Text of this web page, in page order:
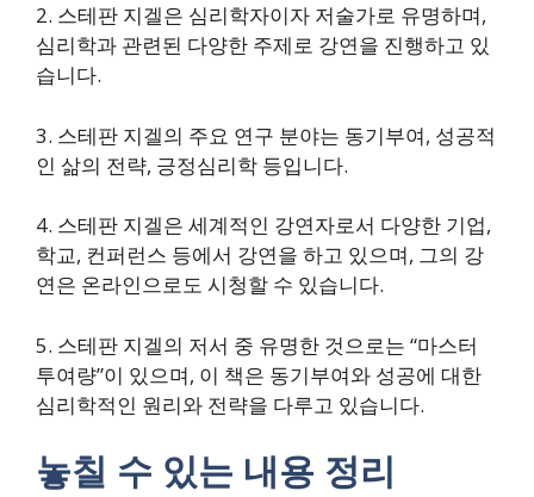
2. 스테판 지겔은 심리학자이자 저술가로 유명하며,
심리학과 관련된 다양한 주제로 강연을 진행하고 있
습니다.
3. 스테판 지겔의 주요 연구 분야는 동기부여, 성공적
인 삶의 전략, 긍정심리학 등입니다.
4. 스테판 지겔은 세계적인 강연자로서 다양한 기업,
학교, 컨퍼런스 등에서 강연을 하고 있으며, 그의 강
연은 온라인으로도 시청할 수 있습니다.
5. 스테판 지겔의 저서 중 유명한 것으로는 “마스터
투여량”이 있으며, 이 책은 동기부여와 성공에 대한
심리학적인 원리와 전략을 다루고 있습니다.
놓칠 수 있는 내용 정리